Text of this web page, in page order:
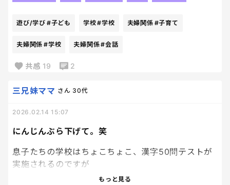
まらないよ？
レアカード扱いしないで。
本来なら今ごろ、ランドセルの中で静かに授業を受
けてるはずの紙のなんだけど。
なぜ今、幼児界で争奪戦？
ちょっと今、目の前の光景に情報処理が追い付いて
ない。
「工作？あれな。上手に作らなくていい。明日は一
核心ついてた。
「下手に見られるのが嫌」
評価されることからくる息子の恐怖をごっそり外し
ぐちゃぐちゃなら、もう負けない。
誰にも理解されない芸術でいこうぜ、って。
遊び/学び #子ども 学校#学校 夫婦関係 #子育て
夫婦関係 #学校 夫婦関係#会話
共感 19 2
にんじんぶら下げて。笑
三兄妹ママ さん 30代
2026.02.14 15:07
息子たちの学校はちょこちょこ、漢字50問テストが
実施されるのですが
次男は勉強するけど長男はぜんっぜん勉強しない。
もっと見る